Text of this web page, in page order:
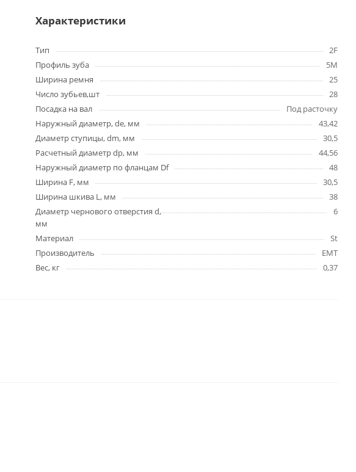
Характеристики
Тип
2F
Профиль зуба
5M
Ширина ремня
25
Число зубьев,шт
28
Посадка на вал
Под расточку
Наружный диаметр, de, мм
43,42
Диаметр ступицы, dm, мм
30,5
Расчетный диаметр dp, мм
44,56
Наружный диаметр по фланцам Df
48
Ширина F, мм
30,5
Ширина шкива L, мм
38
Диаметр чернового отверстия d,
мм
6
Материал
St
Производитель
EMT
Вес, кг
0,37